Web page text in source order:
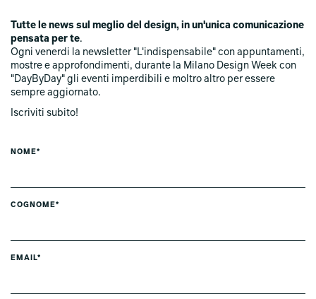
Tutte le news sul meglio del design, in un'unica comunicazione
pensata per te.
Ogni venerdi la newsletter "L'indispensabile" con appuntamenti,
mostre e approfondimenti, durante la Milano Design Week con
"DayByDay" gli eventi imperdibili e moltro altro per essere
sempre aggiornato.
Iscriviti subito!
NOME*
COGNOME*
EMAIL*